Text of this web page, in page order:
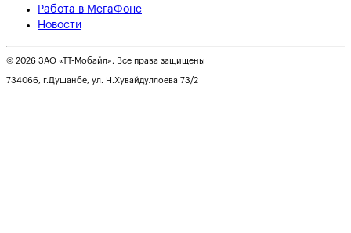
Работа в МегаФоне
Новости
© 2026 ЗАО «ТТ-Мобайл». Все права защищены
734066, г.Душанбе, ул. Н.Хувайдуллоева 73/2